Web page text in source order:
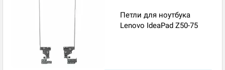
Петли для ноутбука
Lenovo IdeaPad Z50-75